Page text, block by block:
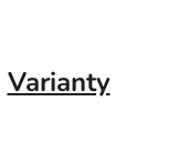
Varianty